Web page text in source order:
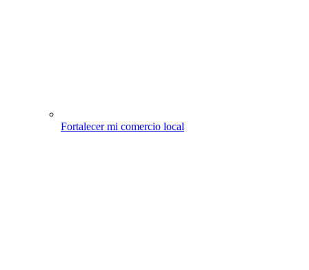
Fortalecer mi comercio local